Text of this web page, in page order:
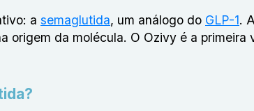
a semaglutida, um análogo do GLP-1.
origem da molécula. O Ozivy é a primeira